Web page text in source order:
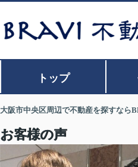
トップ
大阪市中央区周辺で不動産を探すなら
お客様の声